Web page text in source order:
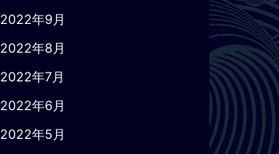
2022年9月
2022年8月
2022年7月
2022年6月
2022年5月